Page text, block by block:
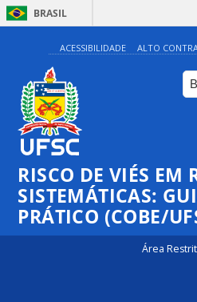
BRASIL
ACESSIBILIDADE ALTO
RISCO DE VIÉS EM
SISTEMÁTICAS:
PRÁTICO (COBE/
Área